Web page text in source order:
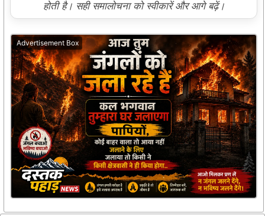
होती है। सही समालोचना को स्वीकारें और आगे बढ़ें।
Advertisement Box